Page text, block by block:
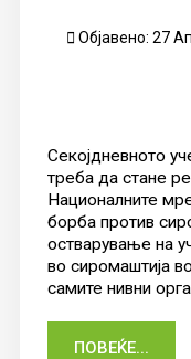
Објавено: 27
Секојдневното
треба да стане
Националните
борба против
остварување на
во сиромаштија
самите нивни
ПОВЕЌЕ...